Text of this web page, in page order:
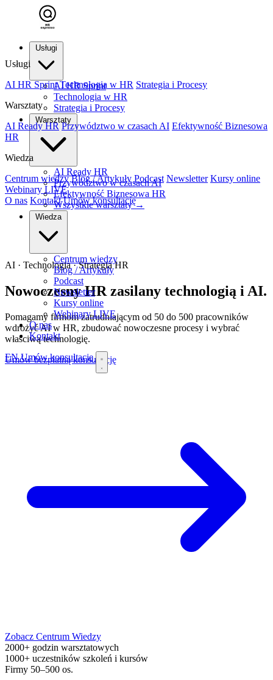
AI HR Sprint
Technologia w HR
Strategia i Procesy
AI Ready HR
Przywództwo w czasach AI
Efektywność Biznesowa HR
Wszystkie warsztaty →
Wiedza
Centrum wiedzy
Blog / Artykuły
Podcast
Newsletter
Kursy online
WebinaryLIVE
O nas
Kontakt
ENUmów konsultację
Usługi
AI HR Sprint Technologia w HR Strategia i Procesy
Warsztaty
AI Ready HR Przywództwo w czasach AI Efektywność Biznesowa
HR
Wiedza
Centrum wiedzy Blog / Artykuły Podcast Newsletter Kursy online
Webinary LIVE
O nas Kontakt Umów konsultację
AI · Technologia · Strategia HR
Nowoczesny HR zasilany technologią i AI.
Pomagamy firmom zatrudniającym od 50 do 500 pracowników
wdrożyć AI w HR, zbudować nowoczesne procesy i wybrać
właściwą technologię.
Umów bezpłatną konsultację
Zobacz Centrum Wiedzy
2000+ godzin warsztatowych
1000+ uczestników szkoleń i kursów
Firmy 50–500 os.